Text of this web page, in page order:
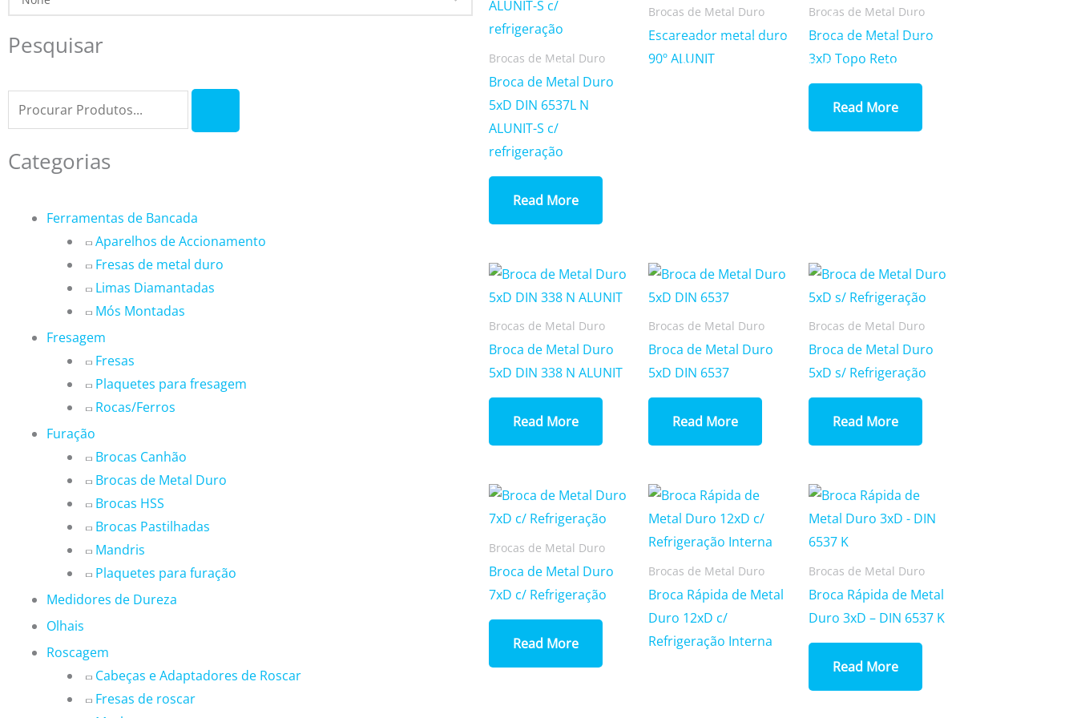
Skip
to
content
Login/Register | PT EN
Home Quem Somos Notícias Contactos
Pesquisar
Categorias
Ferramentas de Bancada
Aparelhos de Accionamento
Fresas de metal duro
Limas Diamantadas
Mós Montadas
Fresagem
Fresas
Plaquetes para fresagem
Rocas/Ferros
Furação
Brocas Canhão
Brocas de Metal Duro
Brocas HSS
Brocas Pastilhadas
Mandris
Plaquetes para furação
Medidores de Dureza
Olhais
Roscagem
Cabeças e Adaptadores de Roscar
Fresas de roscar
Brocas de Metal Duro
Broca de Metal Duro
5xD DIN 6537L N
ALUNIT-S c/
refrigeração
Read More
Brocas de Metal Duro
Escareador metal duro
90º ALUNIT
Brocas de Metal Duro
Broca de Metal Duro
3xD Topo Reto
Read More
Brocas de Metal Duro
Broca de Metal Duro
5xD DIN 338 N ALUNIT
Read More
Brocas de Metal Duro
Broca de Metal Duro
5xD DIN 6537
Read More
Brocas de Metal Duro
Broca de Metal Duro
5xD s/ Refrigeração
Read More
Brocas de Metal Duro
Broca de Metal Duro
7xD c/ Refrigeração
Read More
Brocas de Metal Duro
Broca Rápida de Metal
Duro 12xD c/
Refrigeração Interna
Brocas de Metal Duro
Broca Rápida de Metal
Duro 3xD – DIN 6537 K
Read More